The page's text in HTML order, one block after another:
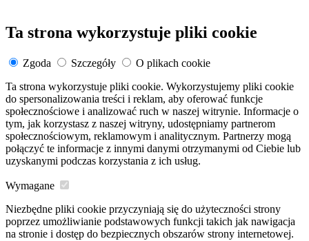
Ta strona wykorzystuje pliki cookie
Zgoda Szczegóły
O plikach cookie
Ta strona wykorzystuje pliki cookie. Wykorzystujemy pliki cookie
do spersonalizowania treści i reklam, aby oferować funkcje
społecznościowe i analizować ruch w naszej witrynie. Informacje o
tym, jak korzystasz z naszej witryny, udostępniamy partnerom
społecznościowym, reklamowym i analitycznym. Partnerzy mogą
połączyć te informacje z innymi danymi otrzymanymi od Ciebie lub
uzyskanymi podczas korzystania z ich usług.
Wymagane
Niezbędne pliki cookie przyczyniają się do użyteczności strony
poprzez umożliwianie podstawowych funkcji takich jak nawigacja
na stronie i dostęp do bezpiecznych obszarów strony internetowej.